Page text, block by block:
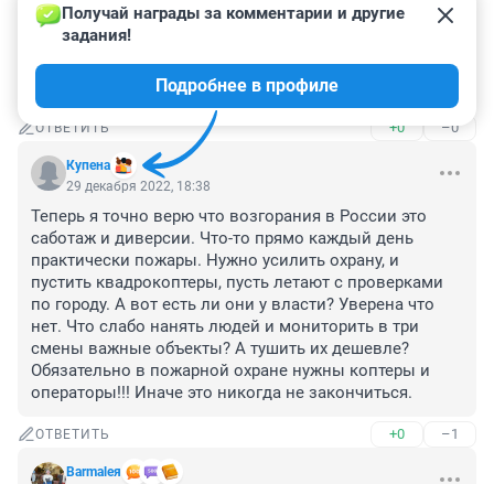
Гость
ОТВЕТИТЬ +0 –0
Купена
Получай награды за комментарии и другие
задания!
Подробнее в профиле
29 декабря 2022, 18:38
Теперь я точно верю что возгорания в России это
саботаж и диверсии. Что-то прямо каждый день
практически пожары. Нужно усилить охрану, и
пустить квадрокоптеры, пусть летают с проверками
по городу. А вот есть ли они у власти? Уверена что
нет. Что слабо нанять людей и мониторить в три
смены важные объекты? А тушить их дешевле?
Обязательно в пожарной охране нужны коптеры и
операторы!!! Иначе это никогда не закончиться.
ОТВЕТИТЬ +0 –1
Barmaleя